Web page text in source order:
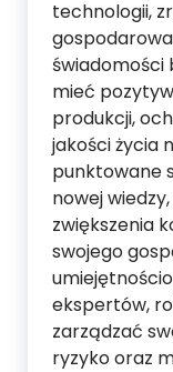
technologii,
świadomości
mieć
produkcji,
jakości życia
punktowane
nowej
zwiększenia
swojego
ekspertów,
zarządzać
ryzyko oraz